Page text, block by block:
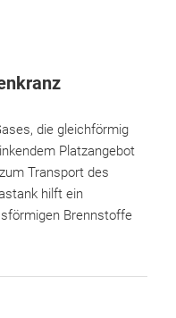
die gleichförmig
Platzangebot
Transport des
hilft ein
Brennstoffe